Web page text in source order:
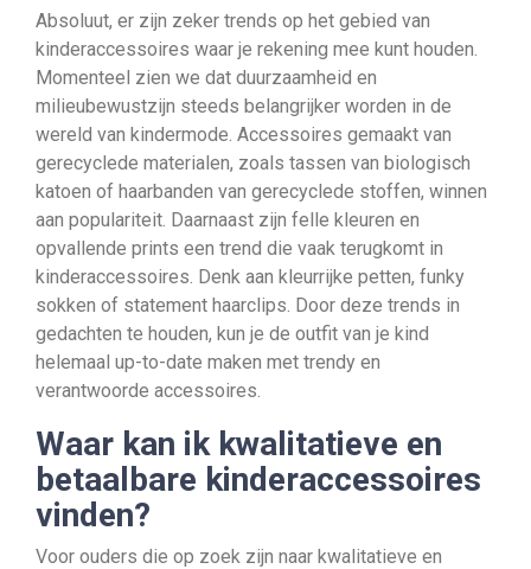
Absoluut, er zijn zeker trends op het gebied van
kinderaccessoires waar je rekening mee kunt houden.
Momenteel zien we dat duurzaamheid en
milieubewustzijn steeds belangrijker worden in de
wereld van kindermode. Accessoires gemaakt van
gerecyclede materialen, zoals tassen van biologisch
katoen of haarbanden van gerecyclede stoffen, winnen
aan populariteit. Daarnaast zijn felle kleuren en
opvallende prints een trend die vaak terugkomt in
kinderaccessoires. Denk aan kleurrijke petten, funky
sokken of statement haarclips. Door deze trends in
gedachten te houden, kun je de outfit van je kind
helemaal up-to-date maken met trendy en
verantwoorde accessoires.
Waar kan ik kwalitatieve en
betaalbare kinderaccessoires
vinden?
Voor ouders die op zoek zijn naar kwalitatieve en